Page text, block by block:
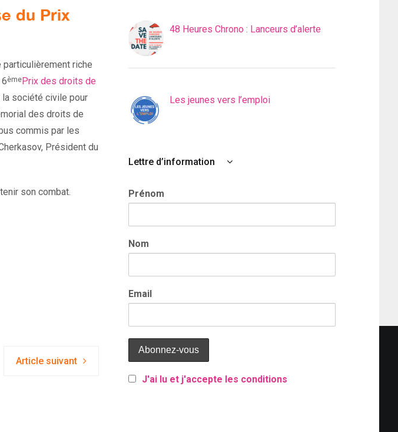
du Prix
particulièrement riche
èmePrix des droits de
la société civile pour
des droits de
commis par les
Président du
son combat.
Article suivant
48 Heures Chrono : Lanceurs d’alerte
Les jeunes vers l’emploi
Lettre d’information
Prénom
Nom
Email
J'ai lu et j'accepte les conditions